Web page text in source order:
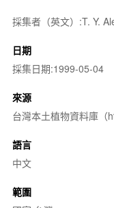
採集者（英文）:T. Y.
日期
採集日期:1999-05-04
來源
台灣本土植物資料庫（
語言
中文
範圍